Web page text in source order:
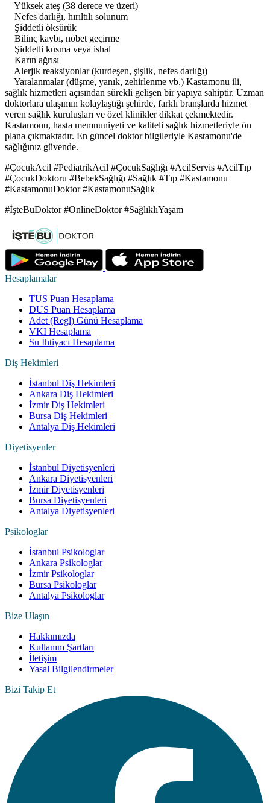
Yüksek ateş (38 derece ve üzeri)
Nefes darlığı, hırıltılı solunum
Şiddetli öksürük
Bilinç kaybı, nöbet geçirme
Şiddetli kusma veya ishal
Karın ağrısı
Alerjik reaksiyonlar (kurdeşen, şişlik, nefes darlığı)
Yaralanmalar (düşme, yanık, zehirlenme vb.) Kastamonu ili,
sağlık hizmetleri açısından sürekli gelişen bir yapıya sahiptir. Uzman
doktorlara ulaşımın kolaylaştığı şehirde, farklı branşlarda hizmet
veren sağlık kuruluşları ve özel klinikler dikkat çekmektedir.
Kastamonu, hasta memnuniyeti ve kaliteli sağlık hizmetleriyle ön
plana çıkmaktadır. En güncel doktor bilgileriyle Kastamonu'de
sağlığınız güvende.
#ÇocukAcil #PediatrikAcil #ÇocukSağlığı #AcilServis #AcilTıp
#ÇocukDoktoru #BebekSağlığı #Sağlık #Tıp #Kastamonu
#KastamonuDoktor #KastamonuSağlık
#İşteBuDoktor #OnlineDoktor #SağlıklıYaşam
Hesaplamalar
TUS Puan Hesaplama
DUS Puan Hesaplama
Adet (Regl) Günü Hesaplama
VKI Hesaplama
Su İhtiyacı Hesaplama
Diş Hekimleri
İstanbul Diş Hekimleri
Ankara Diş Hekimleri
İzmir Diş Hekimleri
Bursa Diş Hekimleri
Antalya Diş Hekimleri
Diyetisyenler
İstanbul Diyetisyenleri
Ankara Diyetisyenleri
İzmir Diyetisyenleri
Bursa Diyetisyenleri
Antalya Diyetisyenleri
Psikologlar
İstanbul Psikologlar
Ankara Psikologlar
İzmir Psikologlar
Bursa Psikologlar
Antalya Psikologlar
Bize Ulaşın
Hakkımızda
Kullanım Şartları
İletişim
Yasal Bilgilendirmeler
Bizi Takip Et